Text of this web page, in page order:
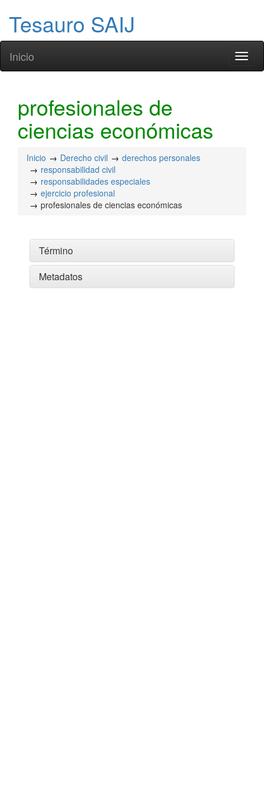
Tesauro SAIJ
Inicio
profesionales de
ciencias económicas
Inicio Derecho civil
derechos personales
responsabilidad civil
responsabilidades especiales
ejercicio profesional
profesionales de ciencias económicas
Término
Metadatos